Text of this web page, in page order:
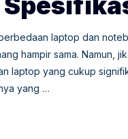
laptop dan
hampir sama. Namun,
laptop yang cukup
yang …